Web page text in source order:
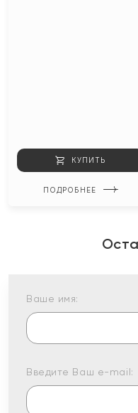
КУПИТЬ
ПОДРОБНЕЕ
Ваше имя:
Введите Ваш e-mail: